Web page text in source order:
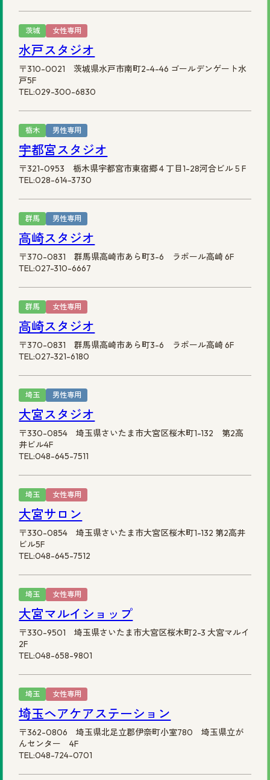
茨城 女性専用
水戸スタジオ
〒310-0021 茨城県水戸市南町2-4-46 ゴールデンゲート水
戸5F
TEL:029-300-6830
栃木 男性専用
宇都宮スタジオ
〒321-0953 栃木県宇都宮市東宿郷４丁目1-28河合ビル５F
TEL:028-614-3730
群馬 男性専用
高崎スタジオ
〒370-0831 群馬県高崎市あら町3-6 ラポール高崎 6F
TEL:027-310-6667
群馬 女性専用
高崎スタジオ
〒370-0831 群馬県高崎市あら町3-6 ラポール高崎 6F
TEL:027-321-6180
埼玉 男性専用
大宮スタジオ
〒330-0854 埼玉県さいたま市大宮区桜木町1-132 第2高
井ビル4F
TEL:048-645-7511
埼玉 女性専用
大宮サロン
〒330-0854 埼玉県さいたま市大宮区桜木町1-132 第2高井
ビル5F
TEL:048-645-7512
埼玉 女性専用
大宮マルイショップ
〒330-9501 埼玉県さいたま市大宮区桜木町2-3 大宮マルイ
2F
TEL:048-658-9801
埼玉 女性専用
埼玉ヘアケアステーション
〒362-0806 埼玉県北足立郡伊奈町小室780 埼玉県立が
んセンター 4F
TEL:048-724-0701